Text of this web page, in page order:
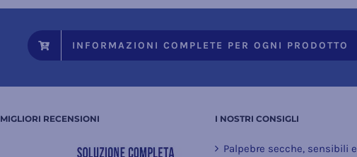
INFORMAZIONI COMPLETE PER OGNI PRODOTTO
MIGLIORI RECENSIONI I NOSTRI CONSIGLI
Palpebre secche, sensibili e